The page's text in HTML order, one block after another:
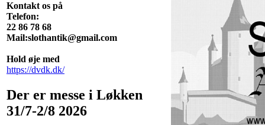
Kontakt os på
Telefon:
22 86 78 68
Mail:slothantik@gmail.com
Hold øje med
https://dvdk.dk/
Der er messe i Løkken
31/7-2/8 2026